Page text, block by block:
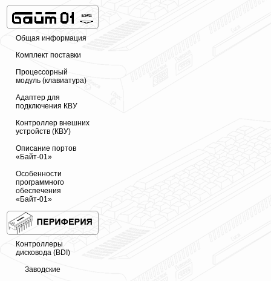
Общая информация
Комплект поставки
Процессорный
модуль (клавиатура)
Адаптер для
подключения КВУ
Контроллер внешних
устройств (КВУ)
Описание портов
«Байт-01»
Особенности
программного
обеспечения
«Байт-01»
Контроллеры
дисковода (BDI)
Заводские